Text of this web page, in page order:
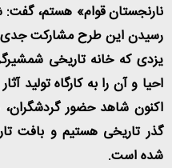
نارنجستان قوام» هستم، گفت:
رسیدن این طرح مشارکت
یزدی که خانه تاریخی
احیا و آن را به کارگاه تولید
اکنون شاهد حضور گردشگران،
گذر تاریخی هستیم و بافت
شده است.